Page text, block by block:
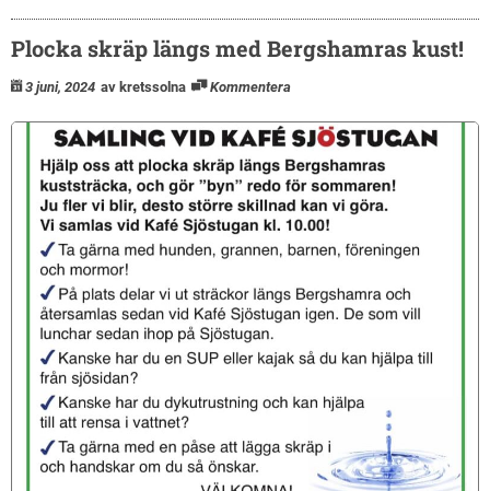
Plocka skräp längs med Bergshamras kust!
3 juni, 2024 av kretssolna Kommentera